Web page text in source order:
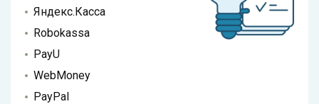
Яндекс.Касса
Robokassa
PayU
WebMoney
PayPal